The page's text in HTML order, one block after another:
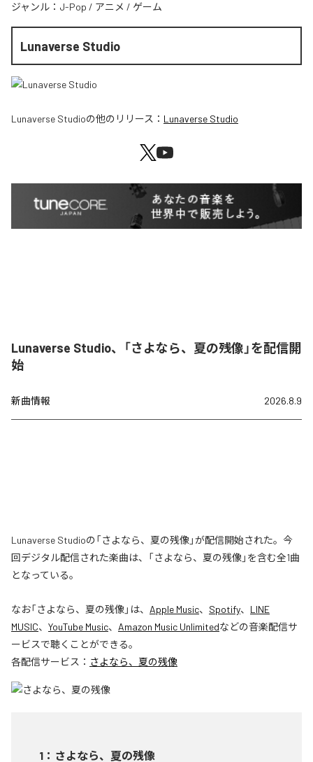
ジャンル： J-Pop / アニメ / ゲーム
Lunaverse Studio
Lunaverse Studioの他のリリース： Lunaverse Studio
Lunaverse Studio、「さよなら、夏の残像」を配信開
始
新曲情報 2026.8.9
Lunaverse Studioの「さよなら、夏の残像」が配信開始された。今
回デジタル配信された楽曲は、「さよなら、夏の残像」を含む全1曲
となっている。
なお「さよなら、夏の残像」は、 Apple Music、 Spotify、 LINE
MUSIC、 YouTube Music、 Amazon Music Unlimitedなどの音楽配信サ
ービスで聴くことができる。
各配信サービス： さよなら、夏の残像
1 ： さよなら、夏の残像